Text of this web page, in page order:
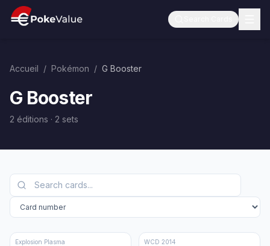
Accueil / Pokémon / G Booster
G Booster
2 éditions · 2 sets
Explosion Plasma WCD 2014